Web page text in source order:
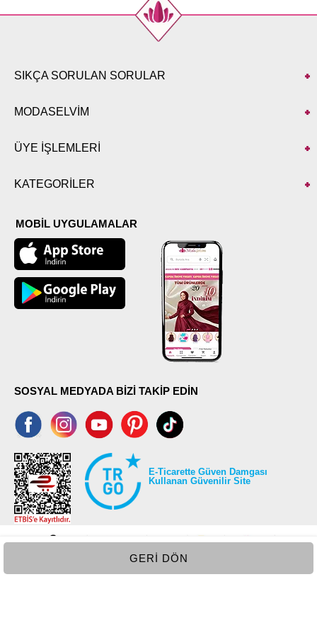
GERI DÖN
SIKÇA SORULAN SORULAR
MODASELVİM
ÜYE İŞLEMLERİ
KATEGORİLER
MOBİL UYGULAMALAR
SOSYAL MEDYADA BİZİ TAKİP EDİN
E-Ticarette Güven Damgası
Kullanan Güvenilir Site